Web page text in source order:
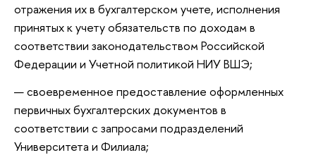
отражения их в бухгалтерском учете, исполнения
принятых к учету обязательств по доходам в
соответствии законодательством Российской
Федерации и Учетной политикой НИУ ВШЭ;
своевременное предоставление оформленных
первичных бухгалтерских документов в
соответствии с запросами подразделений
Университета и Филиала;